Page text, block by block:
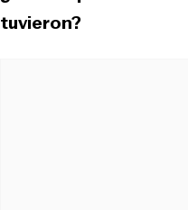
tuvieron?